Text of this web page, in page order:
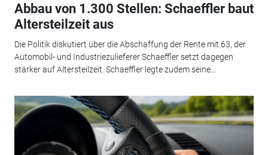
Abbau von 1.300 Stellen: Schaeffler baut
Altersteilzeit aus
Die Politik diskutiert über die Abschaffung der Rente mit 63, der
Automobil- und Industriezulieferer Schaeffler setzt dagegen
stärker auf Altersteilzeit. Schaeffler legte zudem seine...